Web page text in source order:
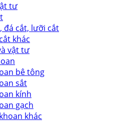
tư
đá cắt, lưỡi cắt
khác
vật tư
bê tông
sắt
kính
gạch
khác